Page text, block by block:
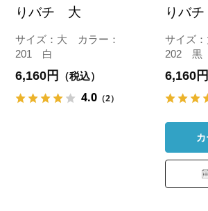
りバチ 大
サイズ：大 カラー：
201 白
6,160円 （税込）
4.0 （2）
りバ
サイズ
202 黒
6,160円